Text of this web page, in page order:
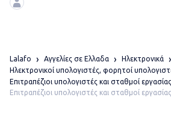
Lalafo Αγγελίες σε Ελλαδα
Ηλεκτρονικά
Ηλεκτρονικοί υπολογιστές, φορητοί
Επιτραπέζιοι υπολογιστές και σταθμοί εργασίας
Επιτραπέζιοι υπολογιστές και σταθμοί